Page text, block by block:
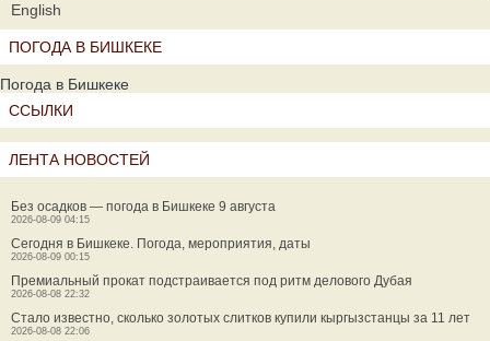
English
ПОГОДА В БИШКЕКЕ
Погода в Бишкеке
ССЫЛКИ
ЛЕНТА НОВОСТЕЙ
Без осадков — погода в Бишкеке 9 августа
2026-08-09 04:15
Сегодня в Бишкеке. Погода, мероприятия, даты
2026-08-09 00:15
Премиальный прокат подстраивается под ритм делового Дубая
2026-08-08 22:32
Стало известно, сколько золотых слитков купили кыргызстанцы за 11 лет
2026-08-08 22:06